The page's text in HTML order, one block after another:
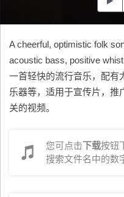
A cheerful, optimistic folk
acoustic bass, positive
一首轻快的流行音乐，配有
乐器等，适用于宣传片，推
关的视频。
您可点击下载按钮
搜索文件名中的数